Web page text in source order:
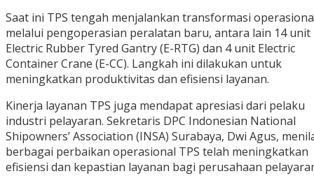
Saat ini TPS tengah menjalankan transformasi
melalui pengoperasian peralatan baru, antara lain 14 unit
Electric Rubber Tyred Gantry (E-RTG) dan 4 unit Electric
Container Crane (E-CC). Langkah ini dilakukan untuk
meningkatkan produktivitas dan efisiensi layanan.
Kinerja layanan TPS juga mendapat apresiasi dari pelaku
industri pelayaran. Sekretaris DPC Indonesian National
Shipowners’ Association (INSA) Surabaya, Dwi Agus,
berbagai perbaikan operasional TPS telah meningkatkan
efisiensi dan kepastian layanan bagi perusahaan